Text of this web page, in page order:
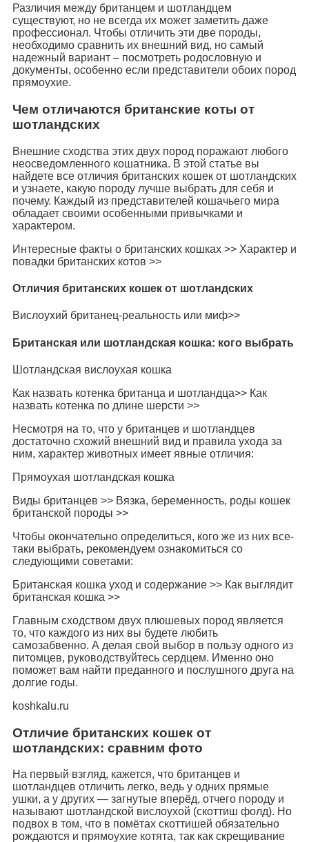
Различия между британцем и шотландцем
существуют, но не всегда их может заметить даже
профессионал. Чтобы отличить эти две породы,
необходимо сравнить их внешний вид, но самый
надежный вариант – посмотреть родословную и
документы, особенно если представители обоих пород
прямоухие.
Чем отличаются британские коты от
шотландских
Внешние сходства этих двух пород поражают любого
неосведомленного кошатника. В этой статье вы
найдете все отличия британских кошек от шотландских
и узнаете, какую породу лучше выбрать для себя и
почему. Каждый из представителей кошачьего мира
обладает своими особенными привычками и
характером.
Интересные факты о британских кошках >> Характер и
повадки британских котов >>
Отличия британских кошек от шотландских
Вислоухий британец-реальность или миф>>
Британская или шотландская кошка: кого выбрать
Шотландская вислоухая кошка
Как назвать котенка британца и шотландца>> Как
назвать котенка по длине шерсти >>
Несмотря на то, что у британцев и шотландцев
достаточно схожий внешний вид и правила ухода за
ним, характер животных имеет явные отличия:
Прямоухая шотландская кошка
Виды британцев >> Вязка, беременность, роды кошек
британской породы >>
Чтобы окончательно определиться, кого же из них все-
таки выбрать, рекомендуем ознакомиться со
следующими советами:
Британская кошка уход и содержание >> Как выглядит
британская кошка >>
Главным сходством двух плюшевых пород является
то, что каждого из них вы будете любить
самозабвенно. А делая свой выбор в пользу одного из
питомцев, руководствуйтесь сердцем. Именно оно
поможет вам найти преданного и послушного друга на
долгие годы.
koshkalu.ru
Отличие британских кошек от
шотландских: сравним фото
На первый взгляд, кажется, что британцев и
шотландцев отличить легко, ведь у одних прямые
ушки, а у других — загнутые вперёд, отчего породу и
называют шотландской вислоухой (скоттиш фолд). Но
подвох в том, что в помётах скоттишей обязательно
рождаются и прямоухие котята, так как скрещивание